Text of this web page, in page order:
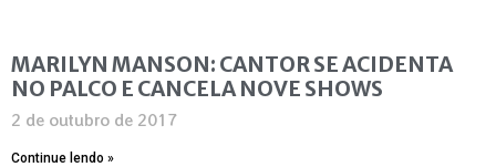
MARILYN MANSON: CANTOR SE ACIDENTA
NO PALCO E CANCELA NOVE SHOWS
2 de outubro de 2017
Continue lendo »